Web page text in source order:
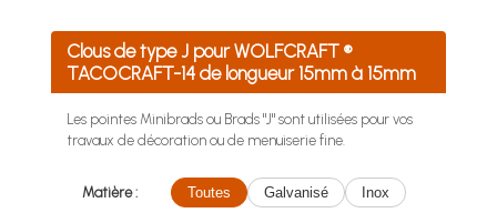
Clous de type J pour WOLFCRAFT ®
TACOCRAFT-14 de longueur 15mm à 15mm
Les pointes Minibrads ou Brads "J" sont utilisées pour vos
travaux de décoration ou de menuiserie fine.
Matière : Toutes Galvanisé Inox